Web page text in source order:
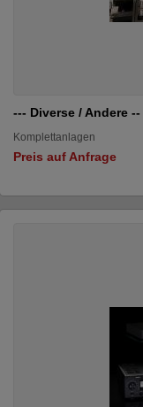
--- Diverse / Andere --
Komplettanlagen
Preis auf Anfrage